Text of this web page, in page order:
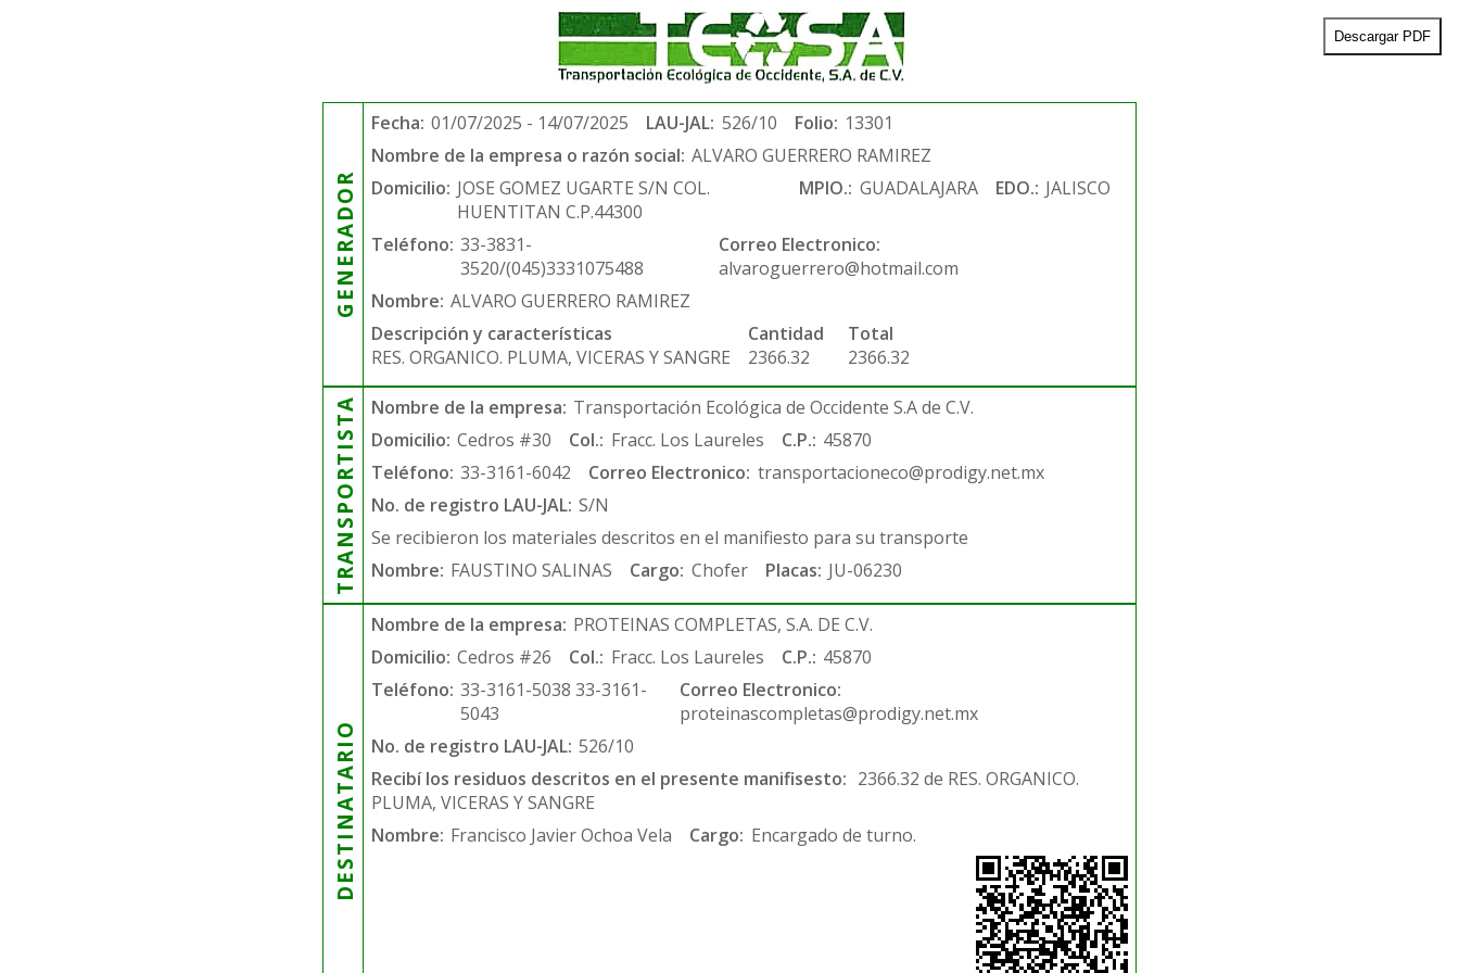
Descargar PDF
GENERADOR
Fecha: 01/07/2025 - 14/07/2025 LAU-JAL: 526/10 Folio: 13301
Nombre de la empresa o razón social: ALVARO GUERRERO RAMIREZ
Domicilio: JOSE GOMEZ UGARTE S/N COL.
HUENTITAN C.P.44300
MPIO.: GUADALAJARA EDO.: JALISCO
Teléfono: 33-3831-
3520/(045)3331075488
Correo Electronico:
alvaroguerrero@hotmail.com
Nombre: ALVARO GUERRERO RAMIREZ
Descripción y características
RES. ORGANICO. PLUMA, VICERAS Y SANGRE
Cantidad
2366.32
Total
2366.32
TRANSPORTISTA Nombre de la empresa: Transportación Ecológica de Occidente S.A de C.V.
Domicilio: Cedros #30 Col.: Fracc. Los Laureles C.P.: 45870
Teléfono: 33-3161-6042 Correo Electronico: transportacioneco@prodigy.net.mx
No. de registro LAU-JAL: S/N
Se recibieron los materiales descritos en el manifiesto para su transporte
Nombre: FAUSTINO SALINAS Cargo: Chofer Placas: JU-06230
DESTINATARIO
Nombre de la empresa: PROTEINAS COMPLETAS, S.A. DE C.V.
Domicilio: Cedros #26 Col.: Fracc. Los Laureles C.P.: 45870
Teléfono: 33-3161-5038 33-3161-
5043
Correo Electronico:
proteinascompletas@prodigy.net.mx
No. de registro LAU-JAL: 526/10
Recibí los residuos descritos en el presente manifisesto: 2366.32 de RES. ORGANICO.
PLUMA, VICERAS Y SANGRE
Nombre: Francisco Javier Ochoa Vela Cargo: Encargado de turno.